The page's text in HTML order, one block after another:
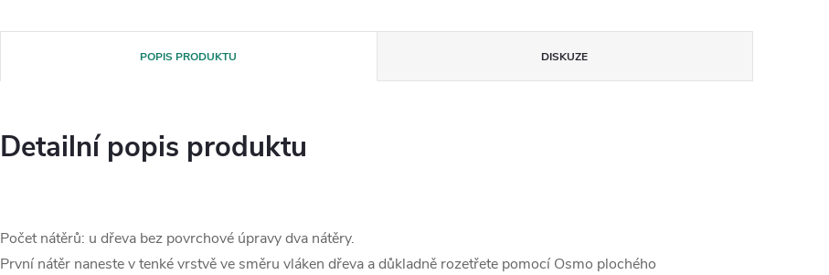
POPIS PRODUKTU DISKUZE
Detailní popis produktu
Počet nátěrů: u dřeva bez povrchové úpravy dva nátěry.
První nátěr naneste v tenké vrstvě ve směru vláken dřeva a důkladně rozetřete pomocí Osmo plochého